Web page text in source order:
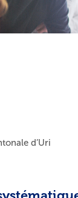
d’Uri